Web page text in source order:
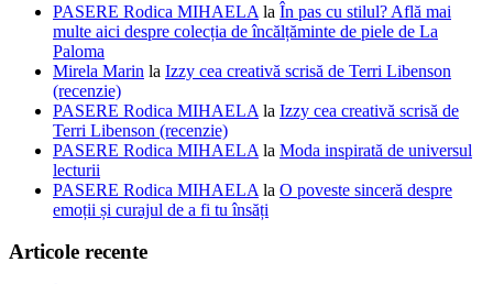
PASERE Rodica MIHAELA la În pas cu stilul? Află mai
multe aici despre colecția de încălțăminte de piele de La
Paloma
Mirela Marin la Izzy cea creativă scrisă de Terri Libenson
(recenzie)
PASERE Rodica MIHAELA la Izzy cea creativă scrisă de
Terri Libenson (recenzie)
PASERE Rodica MIHAELA la Moda inspirată de universul
lecturii
PASERE Rodica MIHAELA la O poveste sinceră despre
emoții și curajul de a fi tu însăți
Articole recente